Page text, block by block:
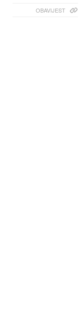
OBAVIJEST